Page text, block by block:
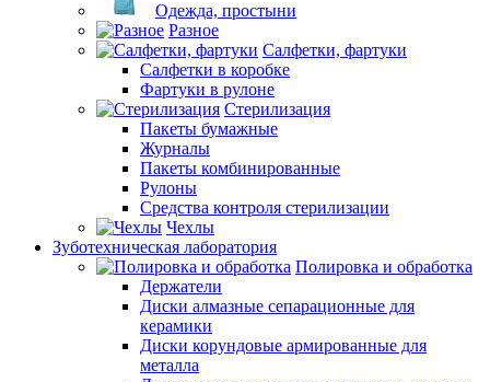
Одежда, простыни
Разное
Салфетки, фартуки
Салфетки в коробке
Фартуки в рулоне
Стерилизация
Пакеты бумажные
Журналы
Пакеты комбинированные
Рулоны
Средства контроля стерилизации
Чехлы
Зуботехническая лаборатория
Полировка и обработка
Держатели
Диски алмазные сепарационные для
керамики
Диски корундовые армированные для
металла